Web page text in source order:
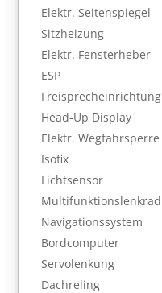
Elektr. Seitenspiegel
Sitzheizung
Elektr. Fensterheber
ESP
Freisprecheinrichtung
Head-Up Display
Elektr. Wegfahrsperre
Isofix
Lichtsensor
Multifunktionslenkrad
Navigationssystem
Bordcomputer
Servolenkung
Dachreling